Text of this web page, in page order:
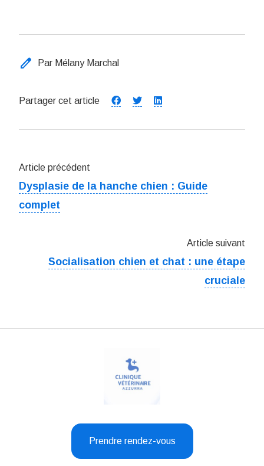
edit Par Mélany Marchal
Partager cet article
Article précédent
Dysplasie de la hanche chien : Guide
complet
Article suivant
Socialisation chien et chat : une étape
cruciale
Prendre rendez-vous